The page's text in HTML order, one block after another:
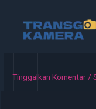
Tinggalkan Komentar /